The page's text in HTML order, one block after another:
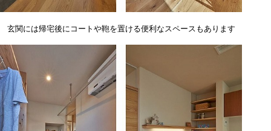
玄関には帰宅後にコートや鞄を置ける便利なスペースもあります